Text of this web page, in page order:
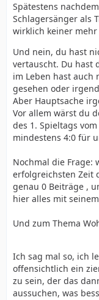
Spätestens
Schlagersänger als
wirklich keiner
Und nein, du hast
vertauscht. Du hast
im Leben hast auch
gesehen oder
Aber Hauptsache
Vor allem wärst du
des 1. Spieltags
mindestens 4:0 für
Nochmal die Frage:
erfolgreichsten Zeit
genau 0 Beiträge ,
hier alles mit
Und zum Thema
Ich sag mal so, ich
offensichtlich ein
zu sein, der das
aussuchen, was